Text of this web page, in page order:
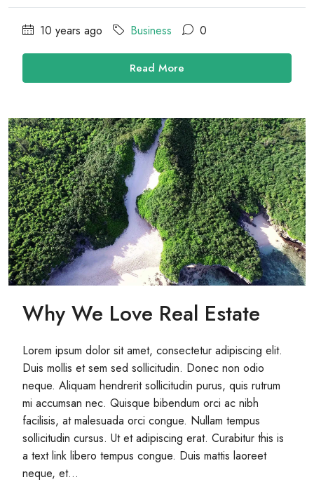
10 years ago Business 0
Read More
Why We Love Real Estate
Lorem ipsum dolor sit amet, consectetur adipiscing elit.
Duis mollis et sem sed sollicitudin. Donec non odio
neque. Aliquam hendrerit sollicitudin purus, quis rutrum
mi accumsan nec. Quisque bibendum orci ac nibh
facilisis, at malesuada orci congue. Nullam tempus
sollicitudin cursus. Ut et adipiscing erat. Curabitur this is
a text link libero tempus congue. Duis mattis laoreet
neque, et...